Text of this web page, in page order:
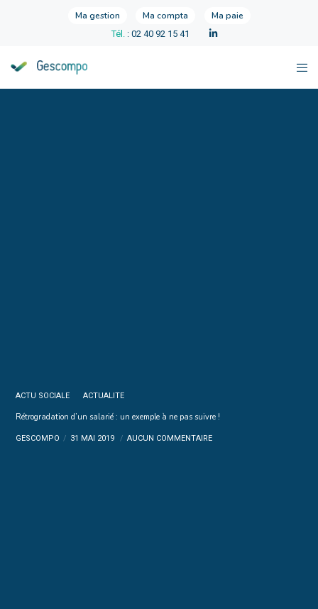
Ma gestion Ma compta Ma paie
Tél. : 02 40 92 15 41
ACTU SOCIALE ACTUALITE
Rétrogradation d’un salarié : un exemple à ne pas suivre !
GESCOMPO 31 MAI 2019 AUCUN COMMENTAIRE